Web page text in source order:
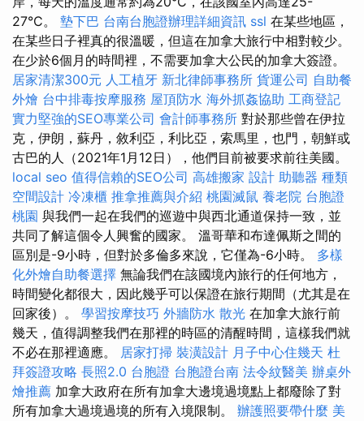
27°C。 墊下巴 台南台胞證辦理詳細資訊 ssl 在某些地區，
在某些日子裡真的很溫暖，但這在加拿大旅行中相對較少。
在少於6個月的時間裡，不需要加拿大公民的加拿大簽證。
居家清潔300元 人工植牙 新北律師事務所 貨運公司 自助餐
外燴 台中排毒按摩服務 屋頂防水 海外抓姦協助 工商登記
實力堅強的SEO專業公司 會計師事務所 對於那些曾在伊拉
克，伊朗，蘇丹，敘利亞，利比亞，索馬里，也門，朝鮮或
古巴的人（2021年1月12日），他們目前被要求前往美國。
local seo 值得信賴的SEO公司 高雄搬家 設計 助聽器 種類
空間設計 冷凍櫃 推拿推薦與介紹 桃園滅鼠 養老院 台胞證
桃園 與我們一起在我們的巡遊中與西北通道保持一致，並
共同了解這個令人興奮的國家。 溫哥華和布達佩斯之間的
區別是-9小時，但對於多倫多來說，它僅為-6小時。 多樣
化外燴自助餐選擇 無論我們在該國境內旅行的任何地方，
時間變化都很大，因此幾乎可以保證在旅行期間（尤其是在
回家後）。 學習按摩技巧 外牆防水 散光 在加拿大旅行前
幾天，值得調整我們在那裡的時區的清醒時間，這樣我們就
不必在那裡適應。 居家打掃 裝潢設計 月子中心住幾天 杜
拜簽證攻略 長照2.0 台胞證 台胞證台南 法令紋醫美 辦桌外
燴推薦 加拿大政府在所有加拿大邊境過境點上都廢除了對
所有加拿大過境過境的所有入境限制。 辦護照要帶什麼 美